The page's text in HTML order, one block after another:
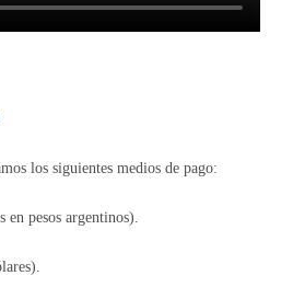
los siguientes medios de pago:
en pesos argentinos).